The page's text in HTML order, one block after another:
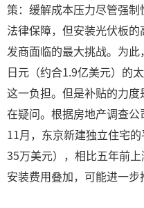
策：缓解成本压力尽管强
法律保障，但安装光伏板
发商面临的最大挑战。为
日元（约合1.9亿美元）的
这一负担。但是补贴的力
在疑问。根据房地产调查
11月，东京新建独立住宅
35万美元），相比五年前
安装费用叠加，可能进一步